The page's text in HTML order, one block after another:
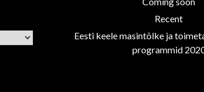
Recent
Eesti keele masintõlke ja
programmid